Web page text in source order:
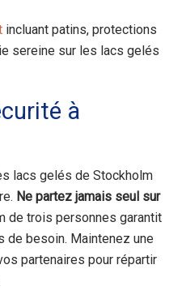
incluant patins, protections
sereine sur les lacs gelés
à
lacs gelés de Stockholm
Ne partez jamais seul sur
de trois personnes garantit
de besoin. Maintenez une
partenaires pour répartir